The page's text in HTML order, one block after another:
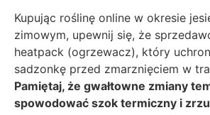
Kupując roślinę online w okresie
zimowym, upewnij się, że
heatpack (ogrzewacz), który
sadzonkę przed zmarznięciem w
Pamiętaj, że gwałtowne zmiany
spowodować szok termiczny i